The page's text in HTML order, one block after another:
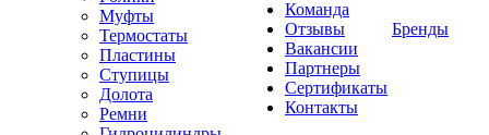
Муфты
Термостаты
Пластины
Ступицы
Долота
Ремни
Команда
Отзывы
Вакансии
Партнеры
Сертификаты
Контакты
Бренды